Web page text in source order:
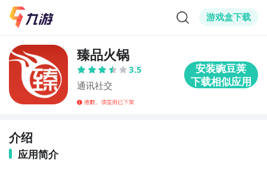
游戏盒下载
臻品火锅
3.5
通讯社交
介绍
应用简介